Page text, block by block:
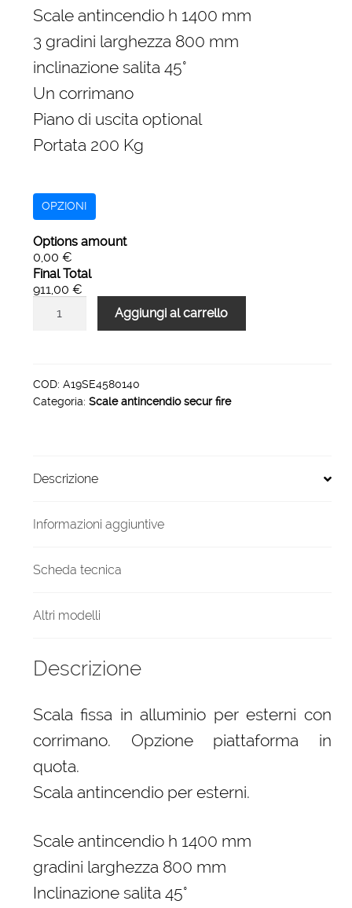
originale
era:
1.350,00 €.
attuale
è:
Scale antincendio h 1400 mm
3 gradini larghezza 800 mm
inclinazione salita 45°
Un corrimano
Piano di uscita optional
Portata 200 Kg
OPZIONI
Options amount
0,00 €
Final Total
911,00 €
securfire
h
45°
Aggiungi al carrello
COD: A19SE4580140
Categoria: Scale antincendio secur fire
Descrizione
Informazioni aggiuntive
Scheda tecnica
Altri modelli
Descrizione
Scala fissa in alluminio per esterni con
corrimano. Opzione piattaforma in
quota.
Scala antincendio per esterni.
Scale antincendio h 1400 mm
gradini larghezza 800 mm
Inclinazione salita 45°